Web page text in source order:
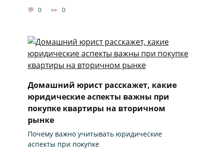
0 0
Домашний юрист расскажет, какие
юридические аспекты важны при
покупке квартиры на вторичном
рынке
Почему важно учитывать юридические
аспекты при покупке